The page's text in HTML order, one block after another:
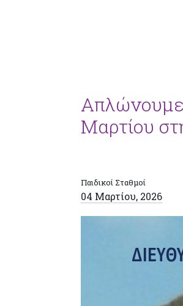
Απλώνουμε
Μαρτίου
Παιδικοί Σταθμοί
04 Μαρτίου, 2026